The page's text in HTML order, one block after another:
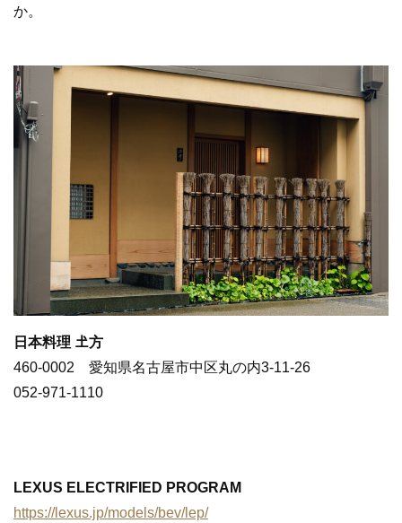
か。
日本料理 𡈽方
460-0002 愛知県名古屋市中区丸の内3-11-26
052-971-1110
LEXUS ELECTRIFIED PROGRAM
https://lexus.jp/models/bev/lep/